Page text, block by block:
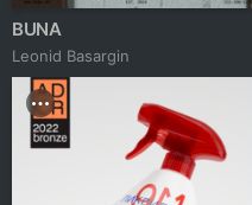
BUNA
Leonid Basargin